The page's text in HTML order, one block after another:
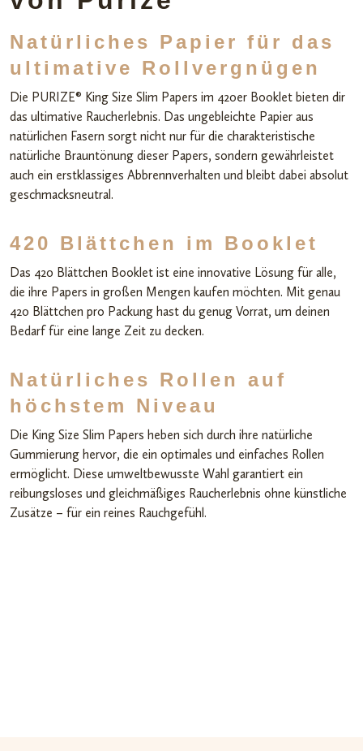
Natürliches Papier für das
ultimative Rollvergnügen
Die PURIZE® King Size Slim Papers im 420er Booklet bieten dir
das ultimative Raucherlebnis. Das ungebleichte Papier aus
natürlichen Fasern sorgt nicht nur für die charakteristische
natürliche Brauntönung dieser Papers, sondern gewährleistet
auch ein erstklassiges Abbrennverhalten und bleibt dabei absolut
geschmacksneutral.
420 Blättchen im Booklet
Das 420 Blättchen Booklet ist eine innovative Lösung für alle,
die ihre Papers in großen Mengen kaufen möchten. Mit genau
420 Blättchen pro Packung hast du genug Vorrat, um deinen
Bedarf für eine lange Zeit zu decken.
Natürliches Rollen auf
höchstem Niveau
Die King Size Slim Papers heben sich durch ihre natürliche
Gummierung hervor, die ein optimales und einfaches Rollen
ermöglicht. Diese umweltbewusste Wahl garantiert ein
reibungsloses und gleichmäßiges Raucherlebnis ohne künstliche
Zusätze – für ein reines Rauchgefühl.